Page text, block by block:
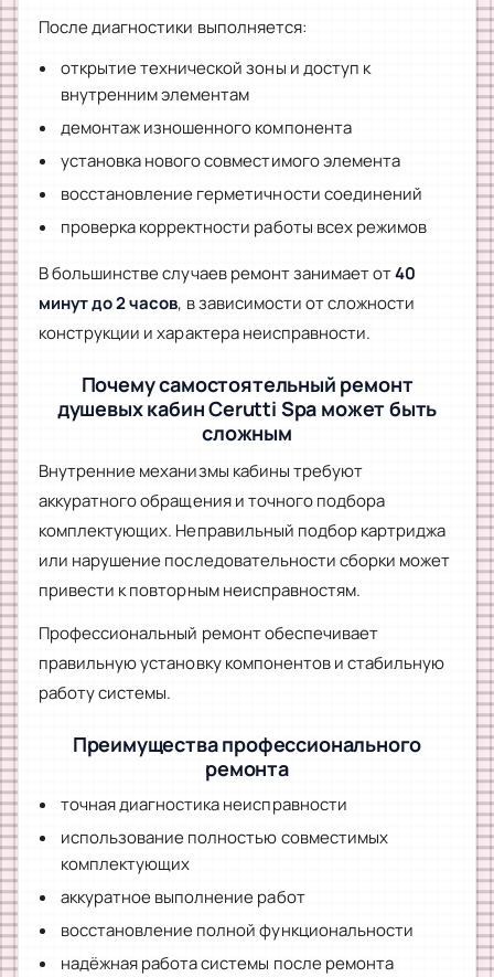
После диагностики выполняется:
открытие технической зоны и доступ к
внутренним элементам
демонтаж изношенного компонента
установка нового совместимого элемента
восстановление герметичности соединений
проверка корректности работы всех режимов
В большинстве случаев ремонт занимает от40
минут до 2 часов, в зависимости от сложности
конструкции и характера неисправности.
Почему самостоятельный ремонт
душевых кабин Cerutti Spa может быть
сложным
Внутренние механизмы кабины требуют
аккуратного обращения и точного подбора
комплектующих. Неправильный подбор картриджа
или нарушение последовательности сборки может
привести к повторным неисправностям.
Профессиональный ремонт обеспечивает
правильную установку компонентов и стабильную
работу системы.
Преимущества профессионального
ремонта
точная диагностика неисправности
использование полностью совместимых
комплектующих
аккуратное выполнение работ
восстановление полной функциональности
надёжная работа системы после ремонта